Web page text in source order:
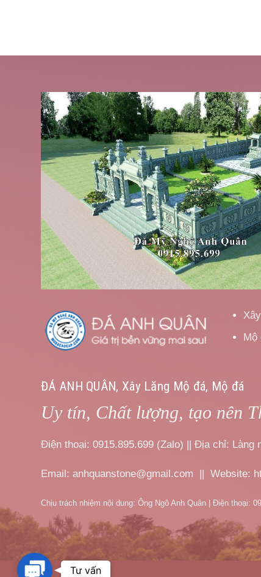
Mộ
ĐÁ ANH QUÂN, Xây Lăng Mộ đá, Mộ đá
Uy tín, Chất lượng, tạo nên
Điện thoại: 0915.895.699 (Zalo) || Địa chỉ: Làng
Email: anhquanstone@gmail.com || Website:
Chịu trách nhiệm nội dung: Ông Ngô Anh Quân | Điện thoại:
ContactTư vấn